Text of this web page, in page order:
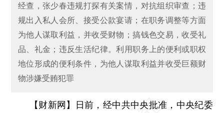
经查，张少春违规打探有关案情，对抗组织审查；违
规出入私人会所、接受公款宴请；在职务调整等方面
为他人谋取利益，并收受财物；搞钱色交易，收受礼
品、礼金；违反生活纪律。利用职务上的便利或职权
地位形成的便利条件，为他人谋取利益并收受巨额财
物涉嫌受贿犯罪
【财新网】
日前，经中共中央批准，中央纪委